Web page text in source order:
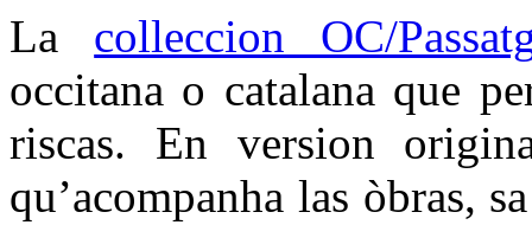
La colleccion OC/
occitana o catalana que
riscas. En version
qu’acompanha las òbras,